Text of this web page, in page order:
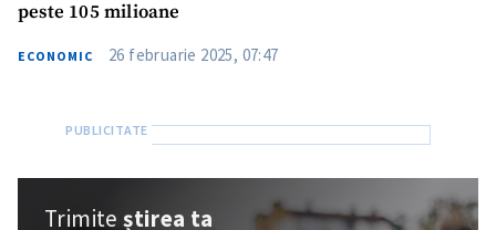
peste 105 milioane
ECONOMIC 26 februarie 2025, 07:47
Trimiteștirea ta